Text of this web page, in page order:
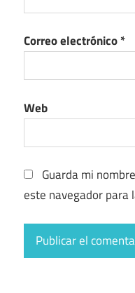
Correo electrónico*
Web
Guarda mi
este navegador para